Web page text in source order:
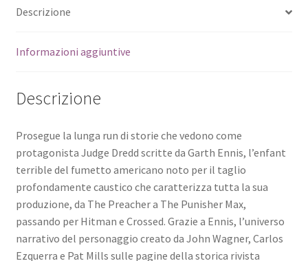
Descrizione
Informazioni aggiuntive
Descrizione
Prosegue la lunga run di storie che vedono come
protagonista Judge Dredd scritte da Garth Ennis, l’enfant
terrible del fumetto americano noto per il taglio
profondamente caustico che caratterizza tutta la sua
produzione, da The Preacher a The Punisher Max,
passando per Hitman e Crossed. Grazie a Ennis, l’universo
narrativo del personaggio creato da John Wagner, Carlos
Ezquerra e Pat Mills sulle pagine della storica rivista